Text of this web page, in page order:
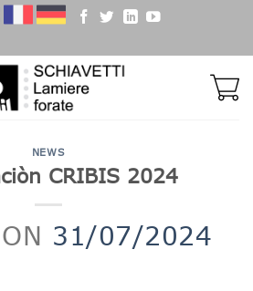
NEWS
CRIBIS 2024
31/07/2024